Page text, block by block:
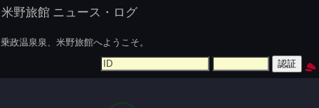
米野旅館 ニュース・ログ
乗政温泉泉、米野旅館へようこそ。